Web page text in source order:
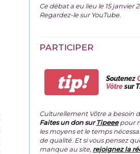
Ce débat a eu lieu le 15 janvier
Regardez-le surYouTube.
PARTICIPER
tip! Soutenez
Vôtresur
Culturellement Vôtre a besoin
Faites un donsurTipeeepour
les moyens et le temps
de qualité. Et si vous pensez
manque au site, rejoignez la